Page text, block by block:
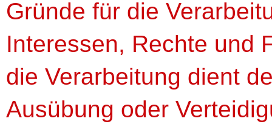
Gründe für die
Interessen, Rechte und
die Verarbeitung dient
Ausübung oder